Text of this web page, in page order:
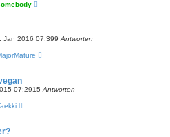
Jan 2016 07:399 Antworten
07:2915 Antworten